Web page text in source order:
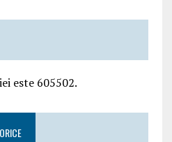
este 605502.